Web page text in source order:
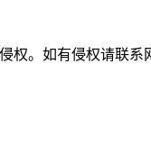
。如有侵权请联系